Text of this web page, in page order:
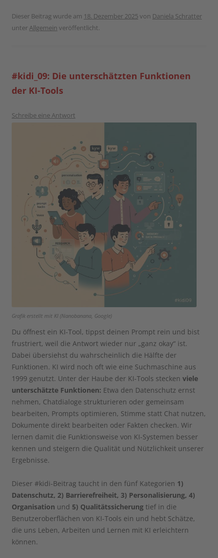
Dieser Beitrag wurde am 18. Dezember 2025von Daniela Schratter
unterAllgemein veröffentlicht.
#kidi_09: Die unterschätzten Funktionen
der KI-Tools
Schreibe eine Antwort
Grafik erstellt mit KI (Nanobanana, Google)
Du öffnest ein KI-Tool, tippst deinen Prompt rein und bist
frustriert, weil die Antwort wieder nur „ganz okay“ ist.
Dabei übersiehst du wahrscheinlich die Hälfte der
Funktionen. KI wird noch oft wie eine Suchmaschine aus
1999 genutzt. Unter der Haube der KI-Tools stecken viele
unterschätzte Funktionen: Etwa den Datenschutz ernst
nehmen, Chatdialoge strukturieren oder gemeinsam
bearbeiten, Prompts optimieren, Stimme statt Chat nutzen,
Dokumente direkt bearbeiten oder Fakten checken. Wir
lernen damit die Funktionsweise von KI-Systemen besser
kennen und steigern die Qualität und Nützlichkeit unserer
Ergebnisse.
Dieser #kidi-Beitrag taucht in den fünf Kategorien 1)
Datenschutz, 2) Barrierefreiheit, 3) Personalisierung, 4)
Organisation und 5) Qualitätssicherung tief in die
Benutzeroberflächen von KI-Tools ein und hebt Schätze,
die uns Leben, Arbeiten und Lernen mit KI erleichtern
können.